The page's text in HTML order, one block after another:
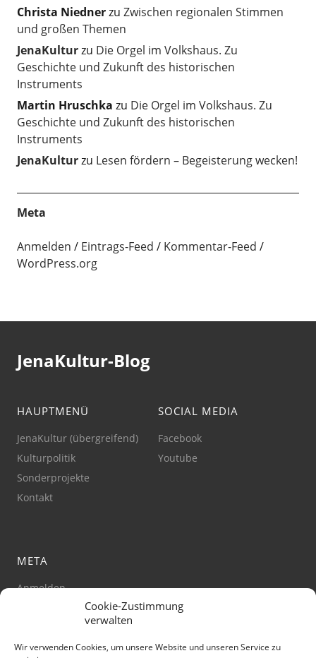
Cookie-Zustimmung
verwalten
Wir verwenden Cookies, um unsere Website und unseren Service zu
Christa Niednerzu Zwischen regionalen Stimmen
und großen Themen
JenaKulturzu Die Orgel im Volkshaus. Zu
Geschichte und Zukunft des historischen
Instruments
Martin Hruschka zu Die Orgel im Volkshaus. Zu
Geschichte und Zukunft des historischen
Instruments
JenaKulturzu Lesen fördern – Begeisterung wecken!
Meta
Anmelden Eintrags-Feed
Kommentar-Feed
WordPress.org
JenaKultur-Blog
HAUPTMENÜ
JenaKultur (übergreifend)
Kulturpolitik
Sonderprojekte
Kontakt
SOCIAL MEDIA
Facebook
Youtube
META
Anmelden
Barrierefreiheit